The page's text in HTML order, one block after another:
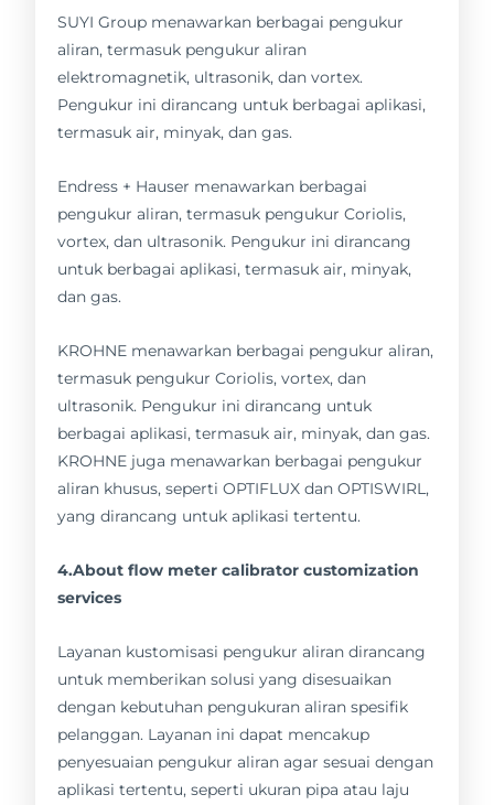
SUYI Group menawarkan berbagai pengukur
aliran, termasuk pengukur aliran
elektromagnetik, ultrasonik, dan vortex.
Pengukur ini dirancang untuk berbagai aplikasi,
termasuk air, minyak, dan gas.
Endress + Hauser menawarkan berbagai
pengukur aliran, termasuk pengukur Coriolis,
vortex, dan ultrasonik. Pengukur ini dirancang
untuk berbagai aplikasi, termasuk air, minyak,
dan gas.
KROHNE menawarkan berbagai pengukur aliran,
termasuk pengukur Coriolis, vortex, dan
ultrasonik. Pengukur ini dirancang untuk
berbagai aplikasi, termasuk air, minyak, dan gas.
KROHNE juga menawarkan berbagai pengukur
aliran khusus, seperti OPTIFLUX dan OPTISWIRL,
yang dirancang untuk aplikasi tertentu.
4.About flow meter calibrator customization
services
Layanan kustomisasi pengukur aliran dirancang
untuk memberikan solusi yang disesuaikan
dengan kebutuhan pengukuran aliran spesifik
pelanggan. Layanan ini dapat mencakup
penyesuaian pengukur aliran agar sesuai dengan
aplikasi tertentu, seperti ukuran pipa atau laju